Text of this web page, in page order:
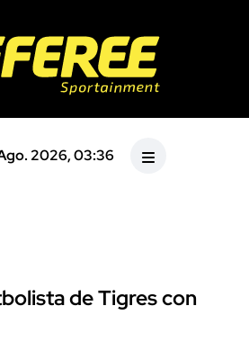
2026, 03:36
de Tigres con